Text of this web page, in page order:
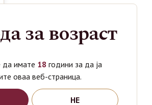
за возраст
имате 18 години за да ја
оваа веб-страница.
НЕ